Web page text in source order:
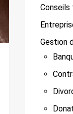
Conseils
Gestion